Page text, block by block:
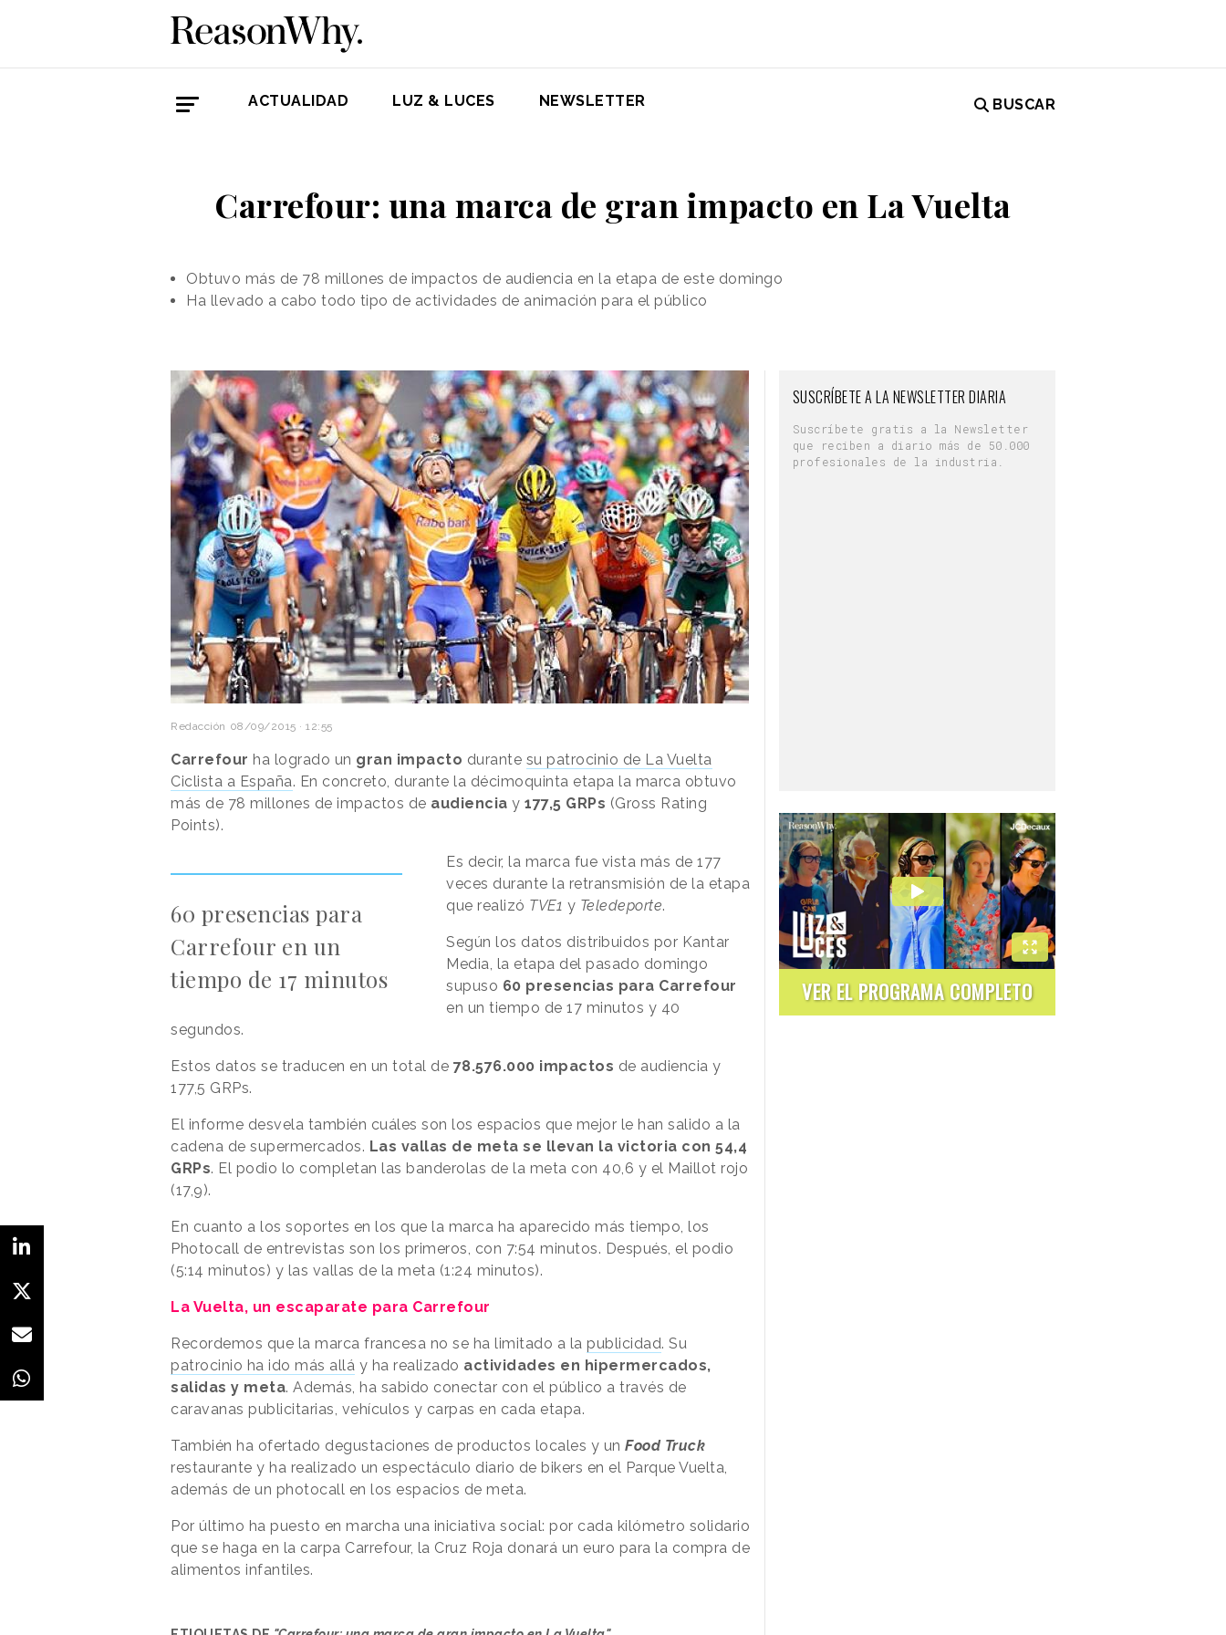
ACTUALIDAD LUZ & LUCES NEWSLETTER BUSCAR
Carrefour: una marca de gran impacto en La Vuelta
Obtuvo más de 78 millones de impactos de audiencia en la etapa de este domingo
Ha llevado a cabo todo tipo de actividades de animación para el público
Redacción 08/09/2015 · 12:55
Carrefour ha logrado un gran impacto durante su patrocinio de La Vuelta
Ciclista a España. En concreto, durante la décimoquinta etapa la marca obtuvo
más de 78 millones de impactos de audiencia y 177,5 GRPs (Gross Rating
Points).
60 presencias para
Carrefour en un
tiempo de 17 minutos
Es decir, la marca fue vista más de 177
veces durante la retransmisión de la etapa
que realizó TVE1 y Teledeporte.
Según los datos distribuidos por Kantar
Media, la etapa del pasado domingo
supuso 60 presencias para Carrefour
en un tiempo de 17 minutos y 40
segundos.
Estos datos se traducen en un total de 78.576.000 impactos de audiencia y
177,5 GRPs.
El informe desvela también cuáles son los espacios que mejor le han salido a la
cadena de supermercados. Las vallas de meta se llevan la victoria con 54,4
GRPs. El podio lo completan las banderolas de la meta con 40,6 y el Maillot rojo
(17,9).
En cuanto a los soportes en los que la marca ha aparecido más tiempo, los
Photocall de entrevistas son los primeros, con 7:54 minutos. Después, el podio
(5:14 minutos) y las vallas de la meta (1:24 minutos).
La Vuelta, un escaparate para Carrefour
Recordemos que la marca francesa no se ha limitado a la publicidad. Su
patrocinio ha ido más allá y ha realizado actividades en hipermercados,
salidas y meta. Además, ha sabido conectar con el público a través de
caravanas publicitarias, vehículos y carpas en cada etapa.
También ha ofertado degustaciones de productos locales y un Food Truck
restaurante y ha realizado un espectáculo diario de bikers en el Parque Vuelta,
además de un photocall en los espacios de meta.
Por último ha puesto en marcha una iniciativa social: por cada kilómetro solidario
que se haga en la carpa Carrefour, la Cruz Roja donará un euro para la compra de
alimentos infantiles.
SUSCRÍBETE A LA NEWSLETTER DIARIA
Suscríbete gratis a la Newsletter
que reciben a diario más de 50.000
profesionales de la industria.
VER EL PROGRAMA COMPLETO